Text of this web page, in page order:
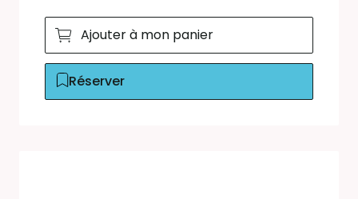
Ajouter à mon panier
Réserver